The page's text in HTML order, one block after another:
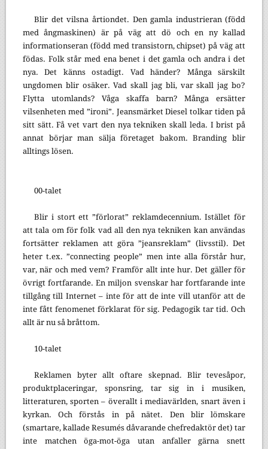
Blir det vilsna årtiondet. Den gamla industrieran (född
med ångmaskinen) är på väg att dö och en ny kallad
informationseran (född med transistorn, chipset) på väg att
födas. Folk står med ena benet i det gamla och andra i det
nya. Det känns ostadigt. Vad händer? Många särskilt
ungdomen blir osäker. Vad skall jag bli, var skall jag bo?
Flytta utomlands? Våga skaffa barn? Många ersätter
vilsenheten med ”ironi”. Jeansmärket Diesel tolkar tiden på
sitt sätt. Få vet vart den nya tekniken skall leda. I brist på
annat börjar man sälja företaget bakom. Branding blir
alltings lösen.
00-talet
Blir i stort ett ”förlorat” reklamdecennium. Istället för
att tala om för folk vad all den nya tekniken kan användas
fortsätter reklamen att göra ”jeansreklam” (livsstil). Det
heter t.ex. ”connecting people” men inte alla förstår hur,
var, när och med vem? Framför allt inte hur. Det gäller för
övrigt fortfarande. En miljon svenskar har fortfarande inte
tillgång till Internet – inte för att de inte vill utanför att de
inte fått fenomenet förklarat för sig. Pedagogik tar tid. Och
allt är nu så bråttom.
10-talet
Reklamen byter allt oftare skepnad. Blir tevesåpor,
produktplaceringar, sponsring, tar sig in i musiken,
litteraturen, sporten – överallt i mediavärlden, snart även i
kyrkan. Och förstås in på nätet. Den blir lömskare
(smartare, kallade Resumés dåvarande chefredaktör det) tar
inte matchen öga-mot-öga utan anfaller gärna snett